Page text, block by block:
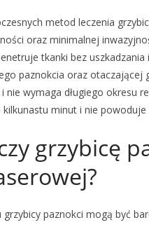
metod leczenia
oraz minimalnej
tkanki bez
paznokcia oraz otaczającej
nie wymaga długiego okresu
minut i nie
grzybicę
paznokci mogą być